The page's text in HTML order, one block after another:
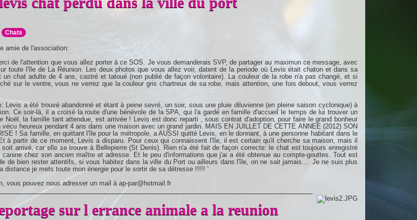
Chats
amie de l'association:
de l'attention que vous allez porter à ce SOS. Je vous demanderais SVP, de partager au maximun ce message, avec
toute l'île de La Réunion. Les deux photos que vous allez voir, datent de la periode où Levis était chaton et dans sa
un chat adulte de 4 ans, castré et tatoué (non publié de façon volontaire). La couleur de la robe n'a pas changé, et si
sur le ventre, vous ne verrez que la couleur gris chartreux de sa robe, mais attention, une fois debout, vous verrez
Levis a été trouvé abandonné et étant à peine sevré, un soir, sous une pluie diluvienne (en pleine saison cyclonique) à
Ce soir-là, il a croisé la route d'une bénévole de la SPA, qui l'a gardé en famille d'accueil le temps de lui trouver un
Noël, la famille tant attendue, est arrivée ! Levis est donc reparti , sous contrat d'adoption, pour faire le grand bonheur
heureux pendant 4 ans dans une maison avec un grand jardin. MAIS EN JUILLET DE CETTE ANNEE (2012) SON
! Sa famille, en quittant l'île pour la métropole, a AUSSI quitté Levis, en le donnant, à une personne habitant dans le
à partir de ce moment, Levis a disparu. Pour ceux qui connaissent l'île, il est certain qu'il cherche sa maison, mais il
arrivé, car elle se trouve à Bellepierre (St Denis). Rien n'a été fait de façon correcte: le chat est toujours enregistré
canine chez son ancien maître et adresse. Et le peu d'informations que j'ai a été obtenue au compte-gouttes. Tout est
de bien rester attentifs, si vous habitez dans la ville du Port ou ailleurs dans l'île, on ne sait jamais.... Je ne suis plus
distance je mets toute mon énergie pour le sortir de sa détresse !!!!! '
vous pouvez nous adresser un mail à ap-par@hotmail.fr
sur l errance animale a la reunion